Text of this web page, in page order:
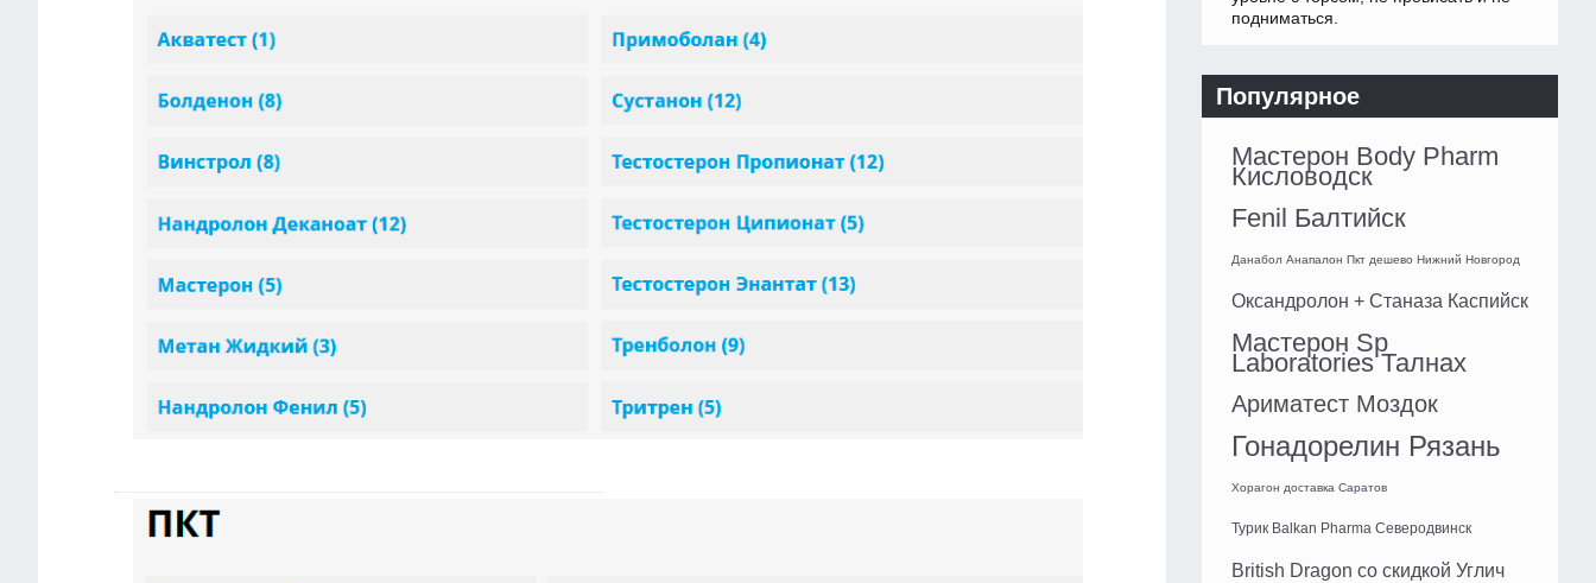
подниматься.
Популярное
Мастерон Body Pharm
Кисловодск
Fenil Балтийск
Данабол Анапалон Пкт дешево Нижний Новгород
Оксандролон + Станаза Каспийск
Мастерон Sp
Laboratories Талнах
Ариматест Моздок
Гонадорелин Рязань
Хорагон доставка Саратов
Турик Balkan Pharma Северодвинск
British Dragon со скидкой Углич